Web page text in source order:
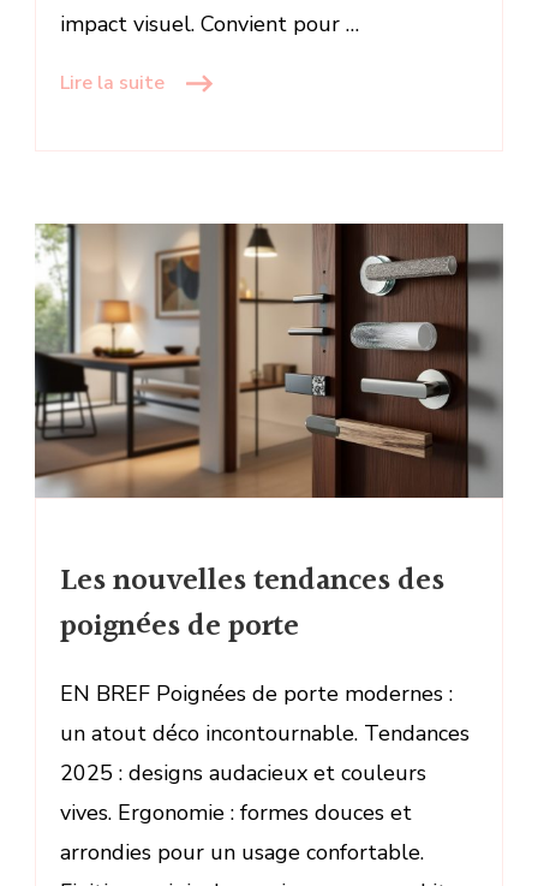
impact visuel. Convient pour …
Lire la suite
Les nouvelles tendances des
poignées de porte
EN BREF Poignées de porte modernes :
un atout déco incontournable. Tendances
2025 : designs audacieux et couleurs
vives. Ergonomie : formes douces et
arrondies pour un usage confortable.